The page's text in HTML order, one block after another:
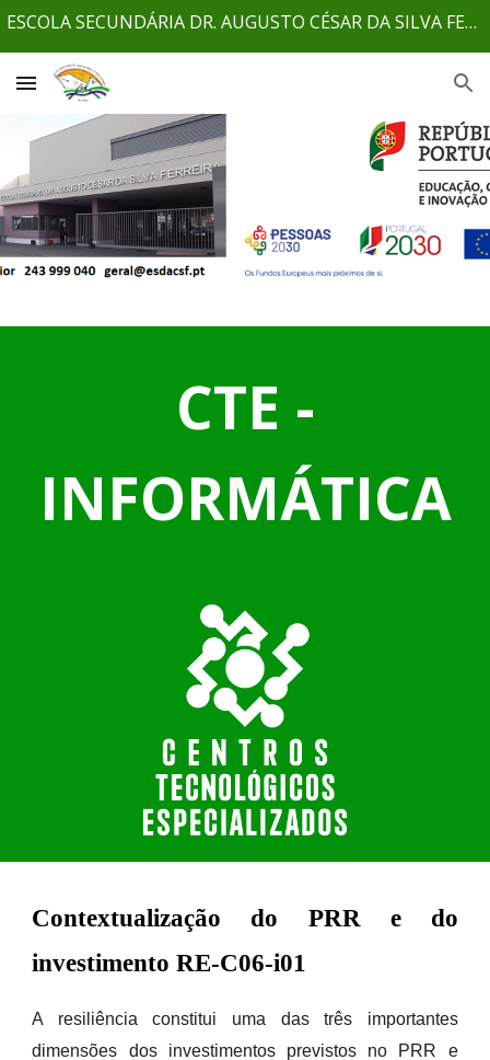
ESCOLA SECUNDÁRIA DR. AUGUSTO CÉSAR DA SILVA FERREIRA - RIO MAIOR - 1924 / 2024 - 100 ANOS AO SERVIÇO DA COMUNIDADE
CTE -
INFORMÁTICA
Contextualização do PRR e do
investimento RE-C06-i01
A resiliência constitui uma das três importantes
dimensões dos investimentos previstos no PRR e